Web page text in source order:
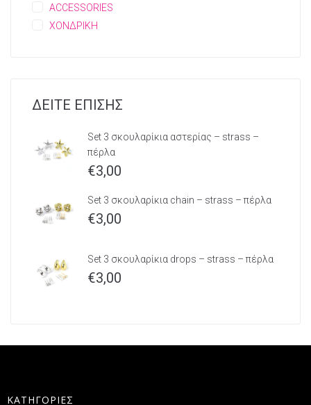
ACCESSORIES
ΧΟΝΔΡΙΚΗ
ΔΕΙΤΕ ΕΠΙΣΗΣ
Set 3 σκουλαρίκια αστερίας – strass –
πέρλα
€3,00
Set 3 σκουλαρίκια chain – strass – πέρλα
€3,00
Set 3 σκουλαρίκια drops – strass – πέρλα
€3,00
ΚΑΤΗΓΟΡΙΕΣ